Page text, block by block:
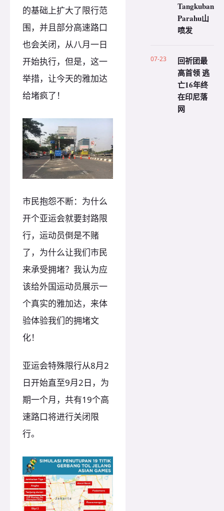
的基础上扩大了限行范
围，并且部分高速路口
也会关闭，从八月一日
开始执行，但是，这一
举措，让今天的雅加达
给堵疯了！
市民抱怨不断：为什么
开个亚运会就要封路限
行，运动员倒是不赌
了，为什么让我们市民
来承受拥堵？我认为应
该给外国运动员展示一
个真实的雅加达，来体
验体验我们的拥堵文
化！
亚运会特殊限行从8月2
日开始直至9月2日，为
期一个月，共有19个高
速路口将进行关闭限
行。
Tangkuban
Parahu山
喷发
07-23
回祈团最
高首领 逃
亡16年终
在印尼落
网